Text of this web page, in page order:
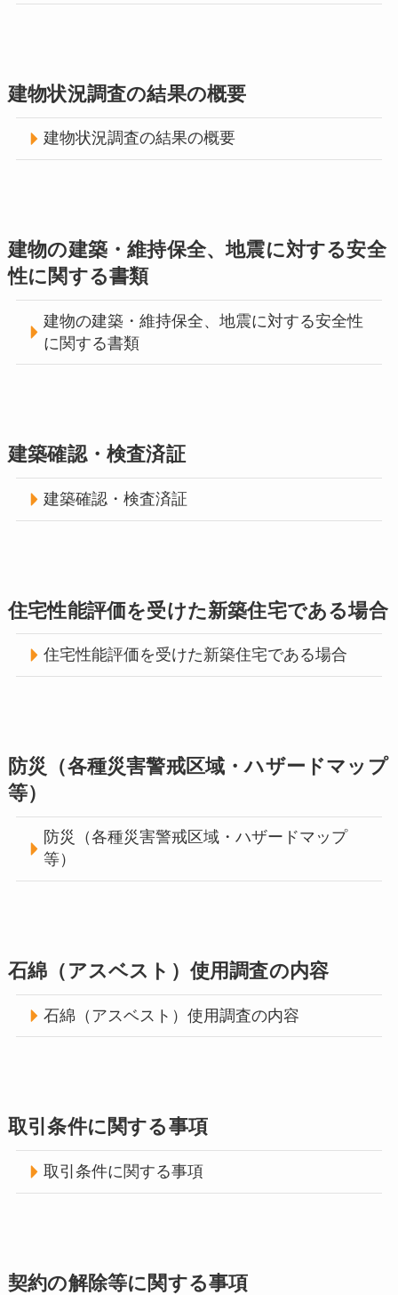
建物状況調査の結果の概要
建物状況調査の結果の概要
建物の建築・維持保全、地震に対する安全
性に関する書類
建物の建築・維持保全、地震に対する安全性
に関する書類
建築確認・検査済証
建築確認・検査済証
住宅性能評価を受けた新築住宅である場合
住宅性能評価を受けた新築住宅である場合
防災（各種災害警戒区域・ハザードマップ
等）
防災（各種災害警戒区域・ハザードマップ
等）
石綿（アスベスト）使用調査の内容
石綿（アスベスト）使用調査の内容
取引条件に関する事項
取引条件に関する事項
契約の解除等に関する事項